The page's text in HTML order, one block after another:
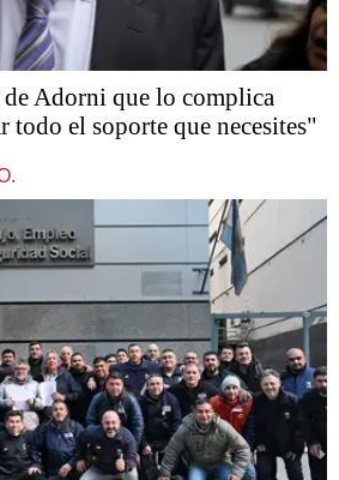
Adorni que lo complica
todo el soporte que necesites"